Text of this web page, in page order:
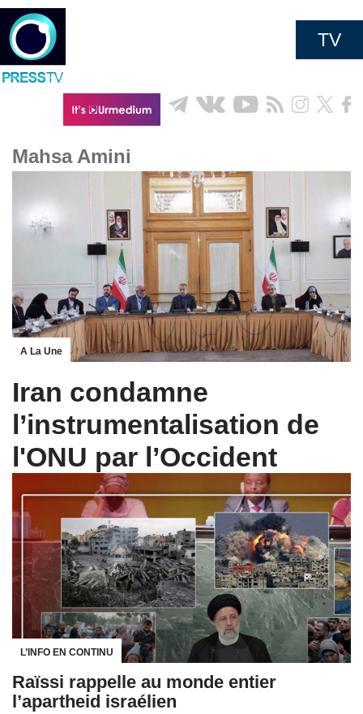
TV
Mahsa Amini
A La Une
Iran condamne
l’instrumentalisation de
l'ONU par l’Occident
L’INFO EN CONTINU
Raïssi rappelle au monde entier
l’apartheid israélien